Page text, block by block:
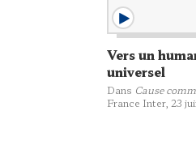
Vers un
universel
Dans Cause
France Inter, 23